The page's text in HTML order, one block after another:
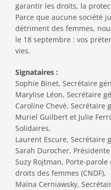
garantir les droits, la
Parce que aucune société
détriment des femmes,
le 18 septembre : vos
vies.
Signataires :
Sophie Binet, Secrétaire
Marylise Léon, Secrétaire
Caroline Chevé, Secrétaire
Muriel Guilbert et Julie
Solidaires,
Laurent Escure, Secrétaire
Sarah Durocher,
Suzy Rojtman, Porte-
droits des femmes (CNDF),
Maïna Cerniawsky,